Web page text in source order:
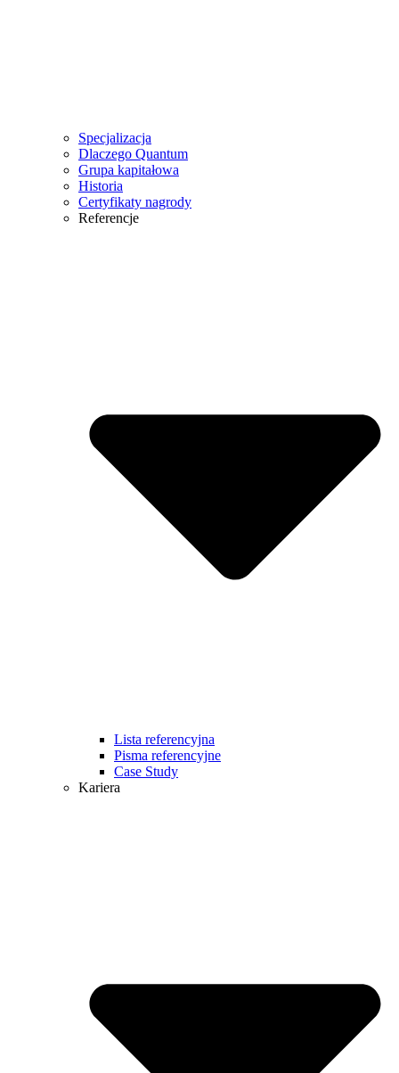
Specjalizacja
Dlaczego Quantum
Grupa kapitałowa
Historia
Certyfikaty nagrody
Referencje
Lista referencyjna
Pisma referencyjne
Case Study
Kariera